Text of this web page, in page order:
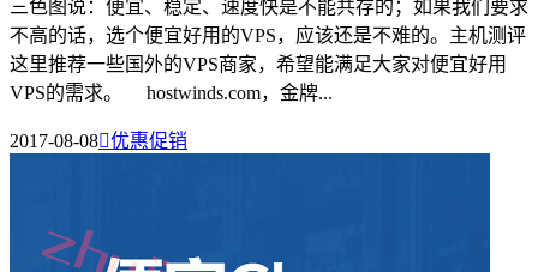
三色图说：便宜、稳定、速度快是不能共存的；如果我们要求
不高的话，选个便宜好用的VPS，应该还是不难的。主机测评
这里推荐一些国外的VPS商家，希望能满足大家对便宜好用
VPS的需求。 hostwinds.com，金牌...
2017-08-08优惠促销